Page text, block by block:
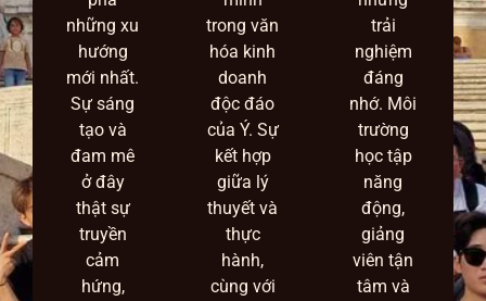
những xu
hướng
mới nhất.
Sự sáng
tạo và
đam mê
ở đây
thật sự
truyền
cảm
hứng,
trong văn
hóa kinh
doanh
độc đáo
của Ý. Sự
kết hợp
giữa lý
thuyết và
thực
hành,
cùng với
trải
nghiệm
đáng
nhớ. Môi
trường
học tập
năng
động,
giảng
viên tận
tâm và